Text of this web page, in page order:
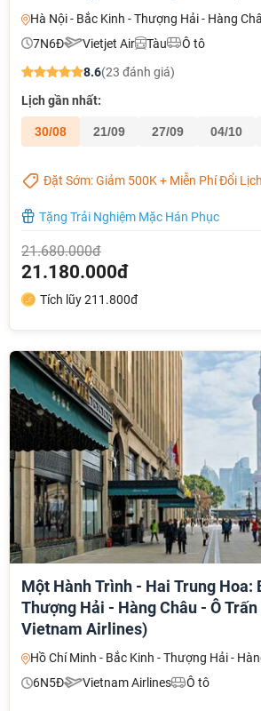
Hà Nội - Bắc Kinh - Thượng Hải - Hàng
7N6Đ
Vietjet Air Tàu
Ô tô
8.6(23 đánh giá)
Lịch gần nhất:
30/08 21/09 27/09 04/10
Đặt Sớm: Giảm 500K + Miễn Phí Đổi Lịch
Tặng Trải Nghiệm Mặc Hán Phục
21.680.000đ
21.180.000đ
Tích lũy 211.800đ
Một Hành Trình - Hai Trung Hoa:
Thượng Hải - Hàng Châu - Ô
Vietnam Airlines)
Hồ Chí Minh - Bắc Kinh - Thượng Hải -
6N5Đ
Vietnam Airlines Ô tô